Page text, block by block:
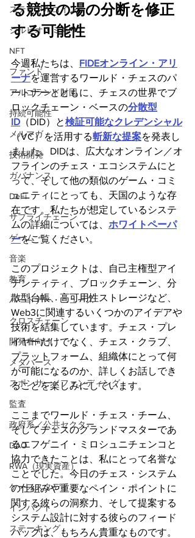
ステーブルコイン
シルビオ・ミカリ
NFT
ファンド
アルゴランド財団
持続可能性
メルマガ
技術開発
ガバナンス
DeFi
サプライチェーン
ゲーム
音楽
教育
パートナー・ニュース
クロスチェーン
開発者向け
メタバース
スポンサー／ファンディング
監査
政府系／公共セクター
DAO
RWA（現実資産）
ケーススタディ
インパクト
ステーキング
る競技の場の分断を修正
する可能性
今週私たちは、 FIDEオンライン・アリ
ーナを運営するワールド・チェスのパ
ートナーとともに、チェスの世界でブ
ロックチェーン・ベースの分散型
ID （DID）と検証可能なクレデンシャル
（VC）を活用する斬新な提案を発表し
ました。DIDは、広大なオンライン／オ
フラインのチェス・エコシステムにと
って、そして他の類似のゲーム・コミ
ュニティにとっても、天国のような存
在です。私たちが想定しているシステ
ムの詳細については、 ホワイトペーパ
ーをご覧ください。
このプロジェクトは、自己主権型アイ
デンティティ、ブロックチェーン、分
散型台帳、高可用性ストレージなど、
Web3に関連するいくつかのアイデアや
技術を結集しています。チェス・プレ
イヤーだけでなく、チェス・クラブ、
プラットフォーム、組織体にとって何
が可能になるのか、詳しくお話しでき
ることを楽しみにしています。
ここまでワールド・チェス・チーム、
そしてチェスのグランドマスターであ
るエフゲニイ・ミロシュニチェンコと
協力できたことは、私にとって名誉な
ことでした。今日のチェス・システム
の仕組みや重要なペイン・ポイントに
関する彼らの洞察力、そして提案する
システム設計に対する彼らのフィード
バックは、もちろん貴重なものです。